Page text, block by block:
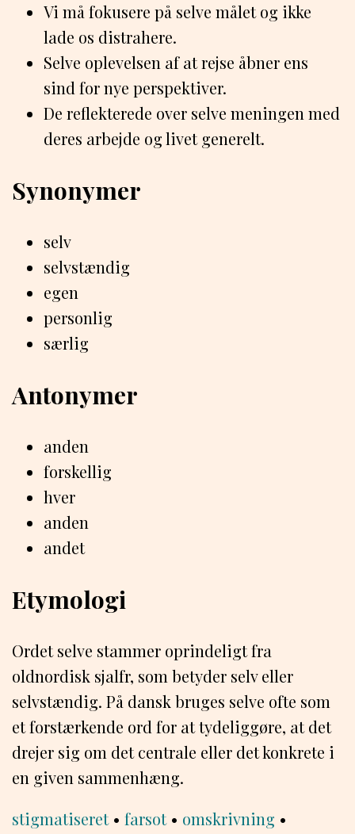
Vi må fokusere på selve målet og ikke
lade os distrahere.
Selve oplevelsen af at rejse åbner ens
sind for nye perspektiver.
De reflekterede over selve meningen med
deres arbejde og livet generelt.
Synonymer
selv
selvstændig
egen
personlig
særlig
Antonymer
anden
forskellig
hver
anden
andet
Etymologi
Ordet selve stammer oprindeligt fra
oldnordisk sjalfr, som betyder selv eller
selvstændig. På dansk bruges selve ofte som
et forstærkende ord for at tydeliggøre, at det
drejer sig om det centrale eller det konkrete i
en given sammenhæng.
stigmatiseret• farsot• omskrivning •